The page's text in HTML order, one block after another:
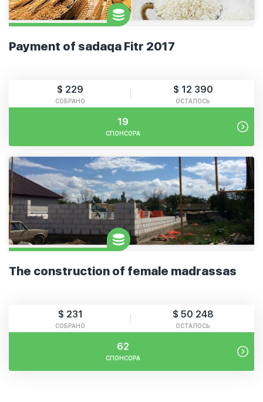
Payment of sadaqa Fitr 2017
$ 229
СОБРАНО
$ 12 390
ОСТАЛОСЬ
19
СПОНСОРА
The construction of female madrassas
$ 231
СОБРАНО
$ 50 248
ОСТАЛОСЬ
62
СПОНСОРА